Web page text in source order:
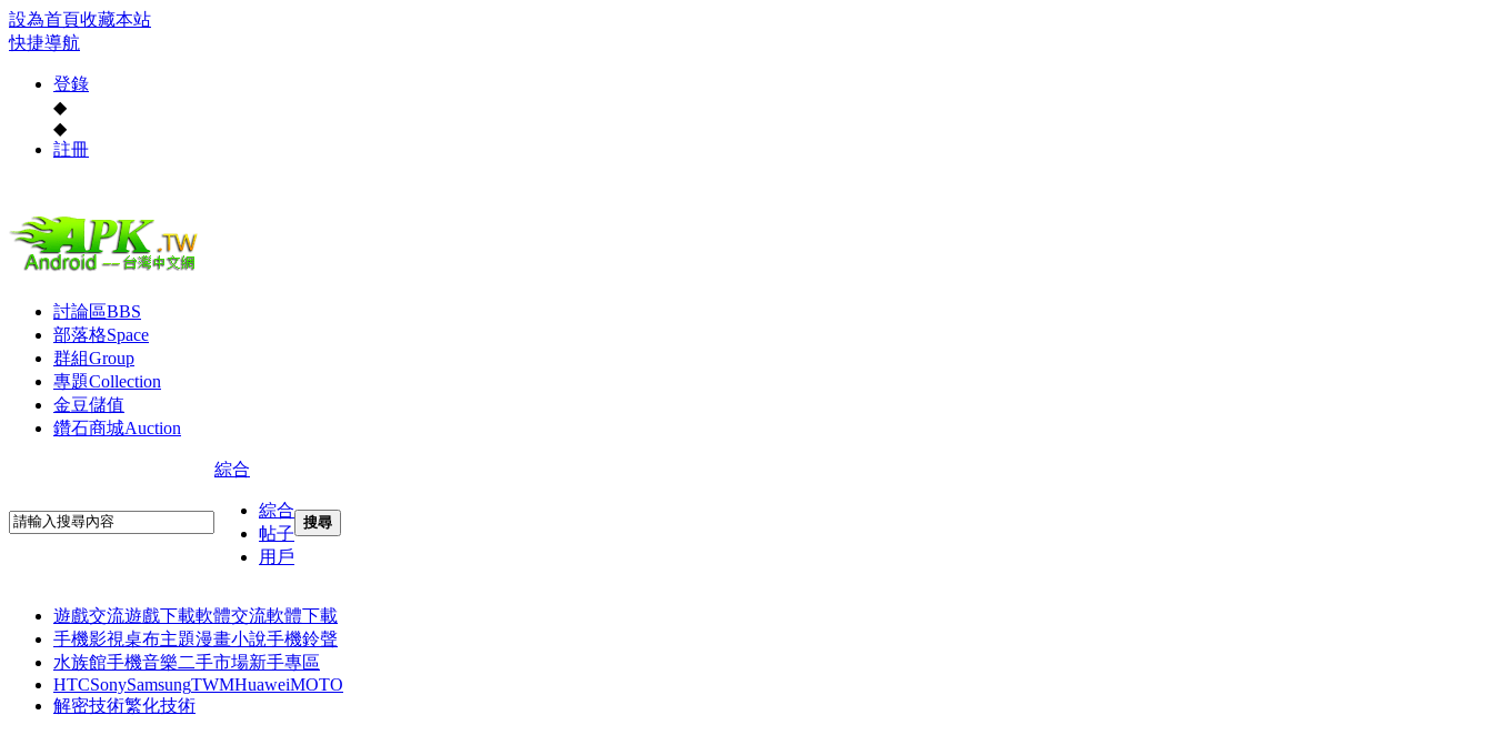
設為首頁收藏本站
快捷導航
登錄
◆
◆
註冊
討論區BBS
部落格Space
群組Group
專題Collection
金豆儲值
鑽石商城Auction
綜合
綜合
帖子
用戶
搜尋
遊戲交流遊戲下載軟體交流軟體下載
手機影視桌布主題漫畫小說手機鈴聲
水族館手機音樂二手市場新手專區
HTCSonySamsungTWMHuaweiMOTO
解密技術繁化技術